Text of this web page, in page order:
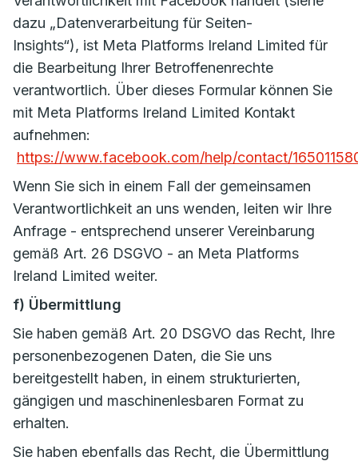
dazu „Datenverarbeitung für Seiten-
Insights“), ist Meta Platforms Ireland Limited für
die Bearbeitung Ihrer Betroffenenrechte
verantwortlich. Über dieses Formular können Sie
mit Meta Platforms Ireland Limited Kontakt
aufnehmen:
https://www.facebook.com/help/contact/
Wenn Sie sich in einem Fall der gemeinsamen
Verantwortlichkeit an uns wenden, leiten wir Ihre
Anfrage - entsprechend unserer Vereinbarung
gemäß Art. 26 DSGVO - an Meta Platforms
Ireland Limited weiter.
f) Übermittlung
Sie haben gemäß Art. 20 DSGVO das Recht, Ihre
personenbezogenen Daten, die Sie uns
bereitgestellt haben, in einem strukturierten,
gängigen und maschinenlesbaren Format zu
erhalten.
Sie haben ebenfalls das Recht, die Übermittlung